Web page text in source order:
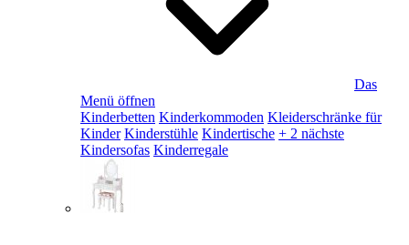
Das
Menü öffnen
Kinderbetten Kinderkommoden Kleiderschränke für
Kinder Kinderstühle Kindertische + 2 nächste
Kindersofas Kinderregale